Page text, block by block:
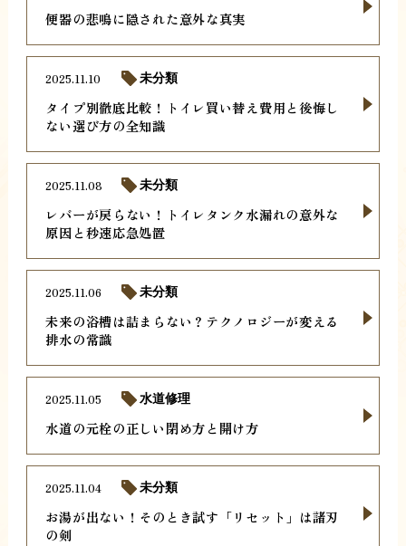
便器の悲鳴に隠された意外な真実
タイプ別徹底比較！トイレ買い替え費用と後悔し
ない選び方の全知識
2025.11.10 未分類
レバーが戻らない！トイレタンク水漏れの意外な
原因と秒速応急処置
2025.11.08 未分類
未来の浴槽は詰まらない？テクノロジーが変える
排水の常識
2025.11.06 未分類
水道の元栓の正しい閉め方と開け方
2025.11.05 水道修理
お湯が出ない！そのとき試す「リセット」は諸刃
の剣
2025.11.04 未分類